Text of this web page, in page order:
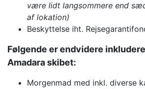
være lidt langsommere end
af lokation)
Beskyttelse iht.
Følgende er endvidere
Amadara skibet:
Morgenmad med inkl. diverse